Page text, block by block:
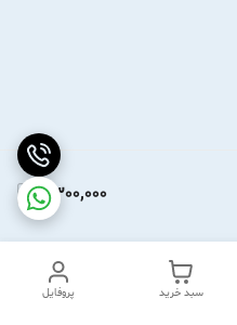
2,300,000
پروفایل سبد خرید